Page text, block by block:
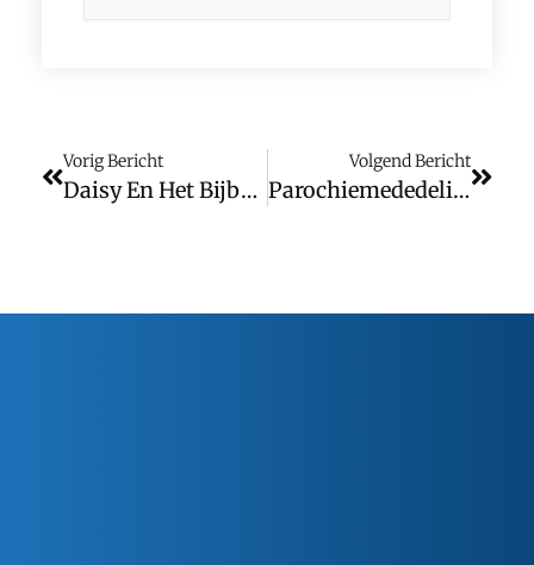
Vorig Bericht
Daisy En Het Bijbeluurtje
Volgend Bericht
Parochiemededelingen